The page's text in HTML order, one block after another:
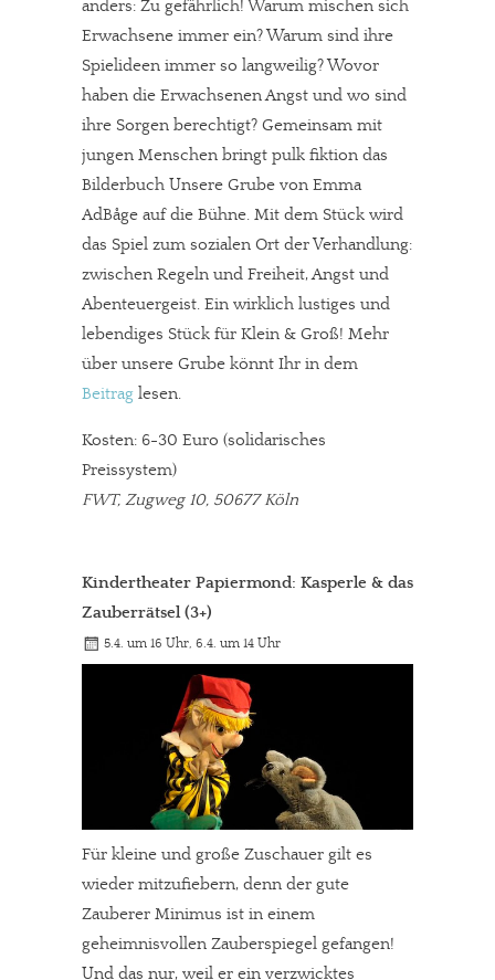
anders: Zu gefährlich! Warum mischen sich
Erwachsene immer ein? Warum sind ihre
Spielideen immer so langweilig? Wovor
haben die Erwachsenen Angst und wo sind
ihre Sorgen berechtigt? Gemeinsam mit
jungen Menschen bringt pulk fiktion das
Bilderbuch Unsere Grube von Emma
AdBåge auf die Bühne. Mit dem Stück wird
das Spiel zum sozialen Ort der Verhandlung:
zwischen Regeln und Freiheit, Angst und
Abenteuergeist. Ein wirklich lustiges und
lebendiges Stück für Klein & Groß! Mehr
über unsere Grube könnt Ihr in dem
Beitrag lesen.
Kosten: 6-30 Euro (solidarisches
Preissystem)
FWT, Zugweg 10, 50677 Köln
Kindertheater Papiermond: Kasperle & das
Zauberrätsel (3+)
5.4. um 16 Uhr, 6.4. um 14 Uhr
Für kleine und große Zuschauer gilt es
wieder mitzufiebern, denn der gute
Zauberer Minimus ist in einem
geheimnisvollen Zauberspiegel gefangen!
Und das nur, weil er ein verzwicktes